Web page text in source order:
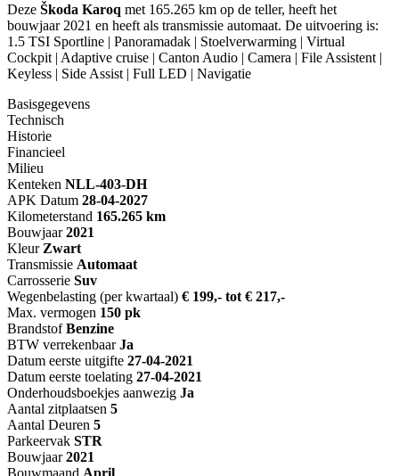
Deze Škoda Karoq met 165.265 km op de teller, heeft het
bouwjaar 2021 en heeft als transmissie automaat. De uitvoering is:
1.5 TSI Sportline | Panoramadak | Stoelverwarming | Virtual
Cockpit | Adaptive cruise | Canton Audio | Camera | File Assistent |
Keyless | Side Assist | Full LED | Navigatie
Basisgegevens
Technisch
Historie
Financieel
Milieu
Kenteken NLL-403-DH
APK Datum 28-04-2027
Kilometerstand 165.265 km
Bouwjaar 2021
Kleur Zwart
Transmissie Automaat
Carrosserie Suv
Wegenbelasting (per kwartaal) € 199,- tot € 217,-
Max. vermogen 150 pk
Brandstof Benzine
BTW verrekenbaar Ja
Datum eerste uitgifte 27-04-2021
Datum eerste toelating 27-04-2021
Onderhoudsboekjes aanwezig Ja
Aantal zitplaatsen 5
Aantal Deuren 5
Parkeervak STR
Bouwjaar 2021
Bouwmaand April